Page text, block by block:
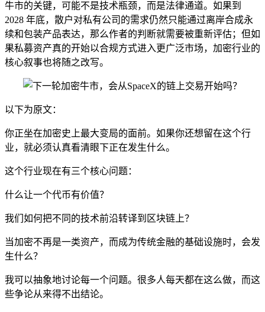
牛市的关键，可能不是技术瓶颈，而是法律通道。如果到
2028 年底，散户对私有公司的需求仍然只能通过离岸合成永
续和包装产品表达，那么作者的判断就需要被重新评估；但如
果私募资产真的开始以合规方式进入更广泛市场，加密行业的
核心叙事也将随之改写。
以下为原文：
你正坐在加密史上最大变局的面前。如果你还想留在这个行
业，就必须认真看清眼下正在发生什么。
这个行业现在有三个核心问题：
什么让一个代币有价值？
我们如何把不同的技术前沿转译到区块链上？
当加密不再是一类资产，而成为传统金融的基础设施时，会发
生什么？
我可以抽象地讨论每一个问题。很多人每天都在这么做，而这
些争论从来得不出结论。